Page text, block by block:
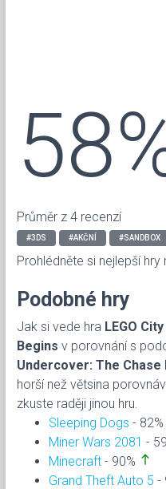
Průměr z 4 recenzí
#3DS #AKČNÍ #SANDBOX
Prohlédněte si nejlepší hry
Podobné hry
Jak si vede hra LEGO
Begins v porovnání s
Undercover: The Chase
horší než větsina
zkuste raději jinou hru.
Sleeping Dogs - 82%
Miner Wars 2081 -
Minecraft - 90% north
Grand Theft Auto 5 -